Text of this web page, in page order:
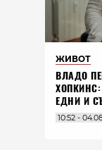
ЖИВОТ
ВЛАДO
ЕДНИ И
10:52 -